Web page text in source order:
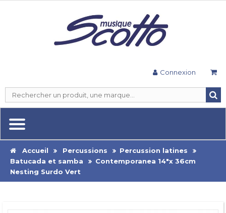
Connexion
Accueil Percussions
Percussion latines
Batucada et samba
Contemporanea 14"x 36cm
Nesting Surdo Vert